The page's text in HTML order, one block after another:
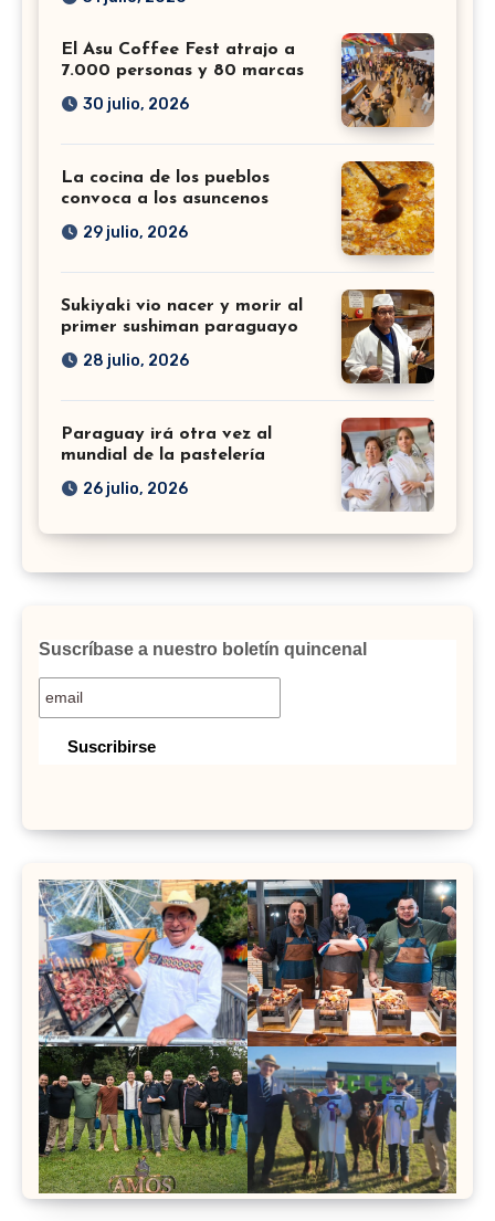
El Asu Coffee Fest atrajo a
7.000 personas y 80 marcas
30 julio, 2026
La cocina de los pueblos
convoca a los asuncenos
29 julio, 2026
Sukiyaki vio nacer y morir al
primer sushiman paraguayo
28 julio, 2026
Paraguay irá otra vez al
mundial de la pastelería
26 julio, 2026
Suscríbase a nuestro boletín quincenal